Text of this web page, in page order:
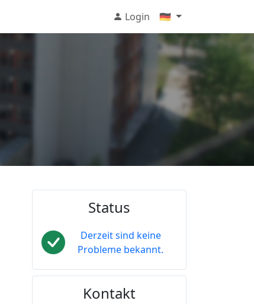
Login 🇩🇪
Status
Derzeit sind keine
Probleme bekannt.
Kontakt